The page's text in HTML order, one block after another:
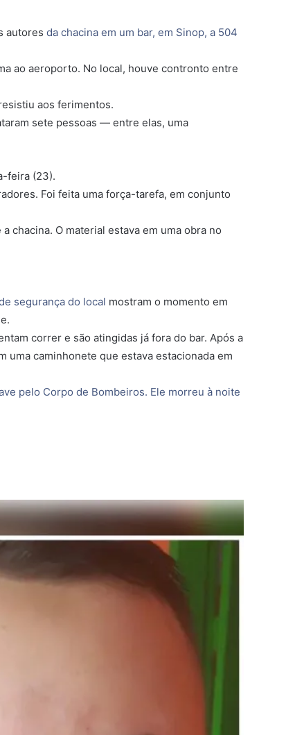
autores da chacina em um bar, em Sinop, a 504
ao aeroporto. No local, houve contronto entre
aos ferimentos.
sete pessoas — entre elas, uma
feira (23).
Foi feita uma força-tarefa, em conjunto
chacina. O material estava em uma obra no
segurança do local mostram o momento em
correr e são atingidas já fora do bar. Após a
uma caminhonete que estava estacionada em
pelo Corpo de Bombeiros. Ele morreu à noite